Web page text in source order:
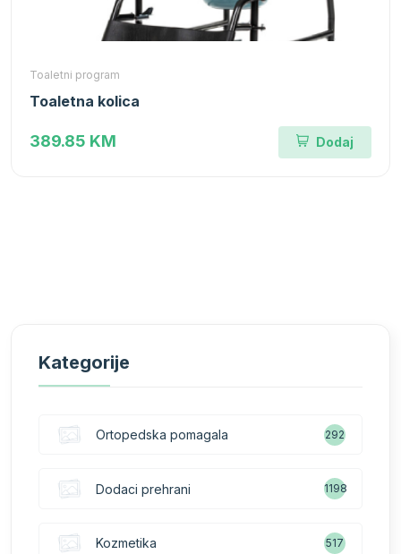
Toaletni program
Toaletna kolica
389.85 KM Dodaj
Kategorije
Ortopedska pomagala 292
Dodaci prehrani 1198
Kozmetika 517